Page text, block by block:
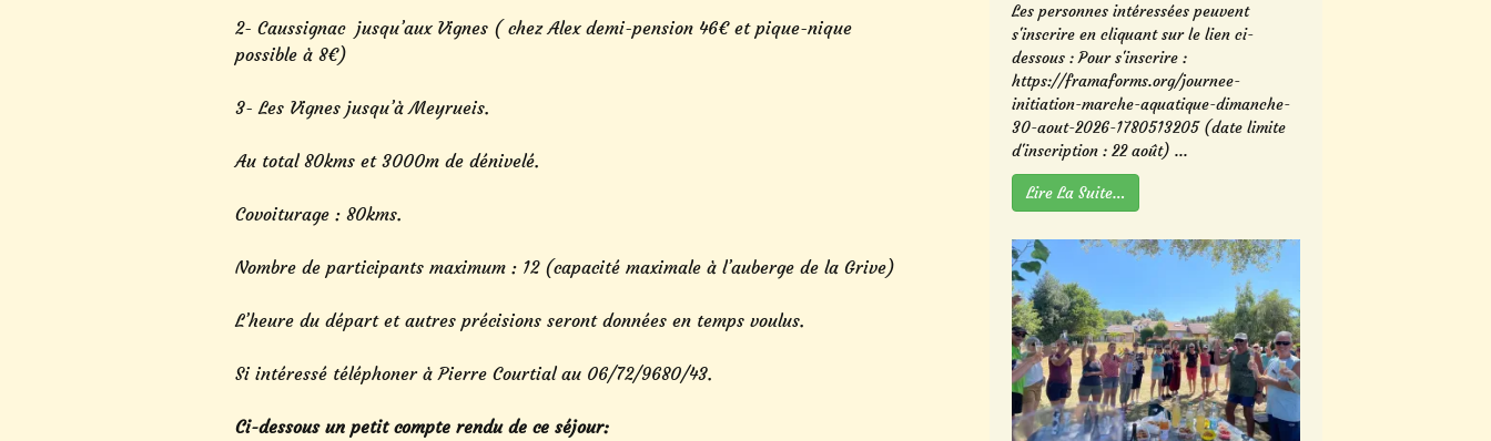
2- Caussignac jusqu’aux Vignes ( chez Alex demi-pension 46€ et pique-nique
possible à 8€)
3- Les Vignes jusqu’à Meyrueis.
Au total 80kms et 3000m de dénivelé.
Covoiturage : 80kms.
Nombre de participants maximum : 12 (capacité maximale à l’auberge de la Grive)
L’heure du départ et autres précisions seront données en temps voulus.
Si intéressé téléphoner à Pierre Courtial au 06/72/9680/43.
Ci-dessous un petit compte rendu de ce séjour:
Les personnes intéressées peuvent
s'inscrire en cliquant sur le lien ci-
dessous : Pour s'inscrire :
https://framaforms.org/journee-
initiation-marche-aquatique-dimanche-
30-aout-2026-1780513205 (date limite
d'inscription : 22 août) ...
Lire La Suite…